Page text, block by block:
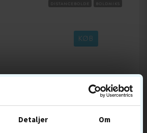
Detaljer Om
DISTANCEBOLDE
BOLDMIKS
KØB
GOLFUDSTYR